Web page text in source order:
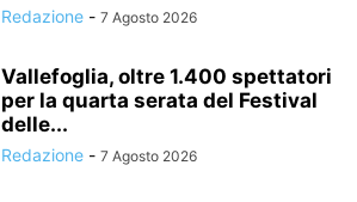
Redazione - 7 Agosto 2026
Vallefoglia, oltre 1.400 spettatori
per la quarta serata del Festival
delle...
Redazione - 7 Agosto 2026